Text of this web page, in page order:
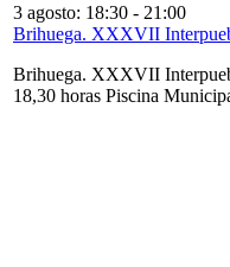
3 agosto: 18:30 - 21:00
Brihuega. XXXVII
Brihuega. XXXVII
18,30 horas Piscina